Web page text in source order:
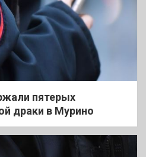
пятерых
драки в Мурино